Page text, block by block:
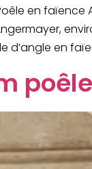
en faïence
d’angle en